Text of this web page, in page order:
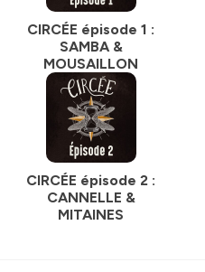
CIRCÉE épisode 1 :
SAMBA &
MOUSAILLON
CIRCÉE épisode 2 :
CANNELLE &
MITAINES